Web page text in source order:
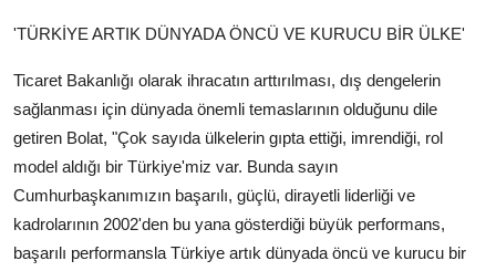
'TÜRKİYE ARTIK DÜNYADA ÖNCÜ VE KURUCU BİR ÜLKE'
Ticaret Bakanlığı olarak ihracatın arttırılması, dış dengelerin
sağlanması için dünyada önemli temaslarının olduğunu dile
getiren Bolat, "Çok sayıda ülkelerin gıpta ettiği, imrendiği, rol
model aldığı bir Türkiye'miz var. Bunda sayın
Cumhurbaşkanımızın başarılı, güçlü, dirayetli liderliği ve
kadrolarının 2002'den bu yana gösterdiği büyük performans,
başarılı performansla Türkiye artık dünyada öncü ve kurucu bir